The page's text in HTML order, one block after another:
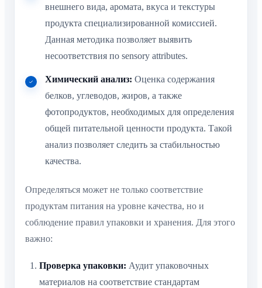
внешнего вида, аромата, вкуса и текстуры
продукта специализированной комиссией.
Данная методика позволяет выявить
несоответствия по sensory attributes.
Химический анализ: Оценка содержания
белков, углеводов, жиров, а также
фотопродуктов, необходимых для определения
общей питательной ценности продукта. Такой
анализ позволяет следить за стабильностью
качества.
Определяться может не только соответствие
продуктам питания на уровне качества, но и
соблюдение правил упаковки и хранения. Для этого
важно:
Проверка упаковки: Аудит упаковочных
материалов на соответствие стандартам